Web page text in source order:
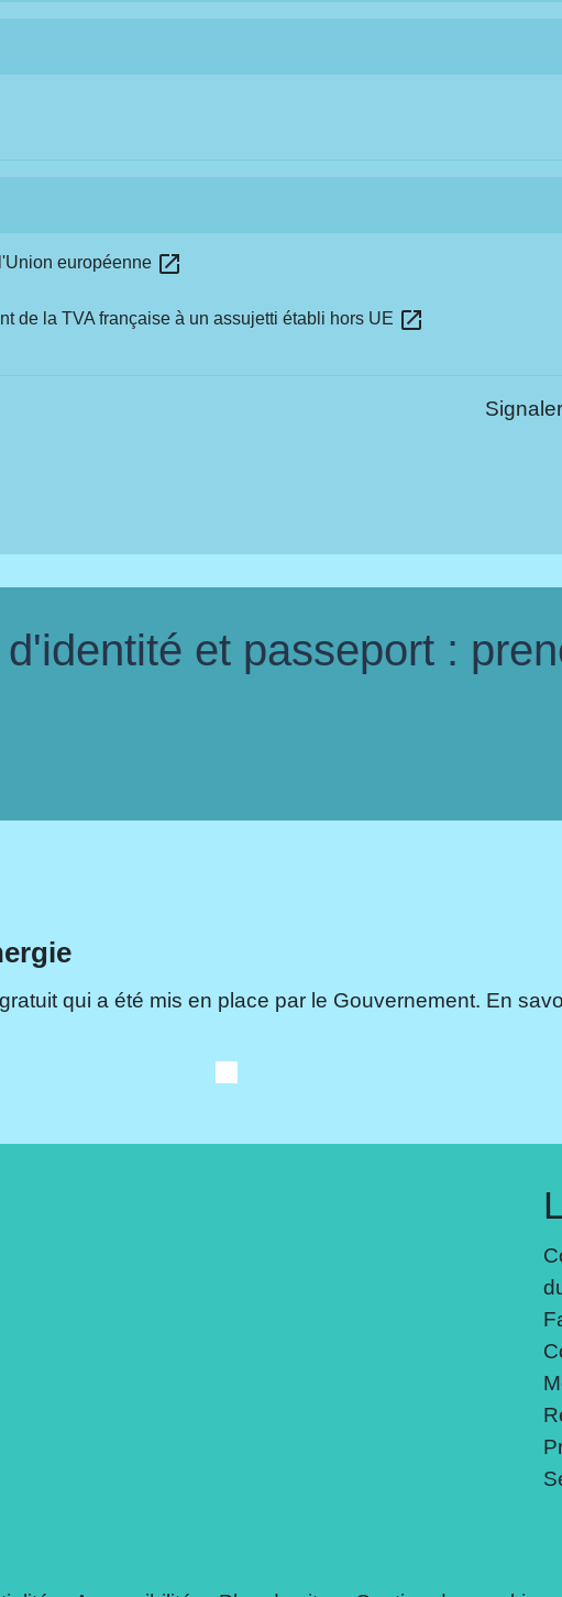
européenne open_in_new
de la TVA française à un assujetti établi hors UE open_in_new
et passeport :
qui a été mis en place par le Gouvernement. En